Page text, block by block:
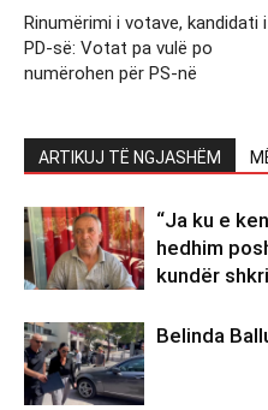
Rinumërimi i votave, kandidati i
PD-së: Votat pa vulë po
numërohen për PS-në
ARTIKUJ TË NGJASHËM
“Ja ku e
hedhim
kundër
Belinda